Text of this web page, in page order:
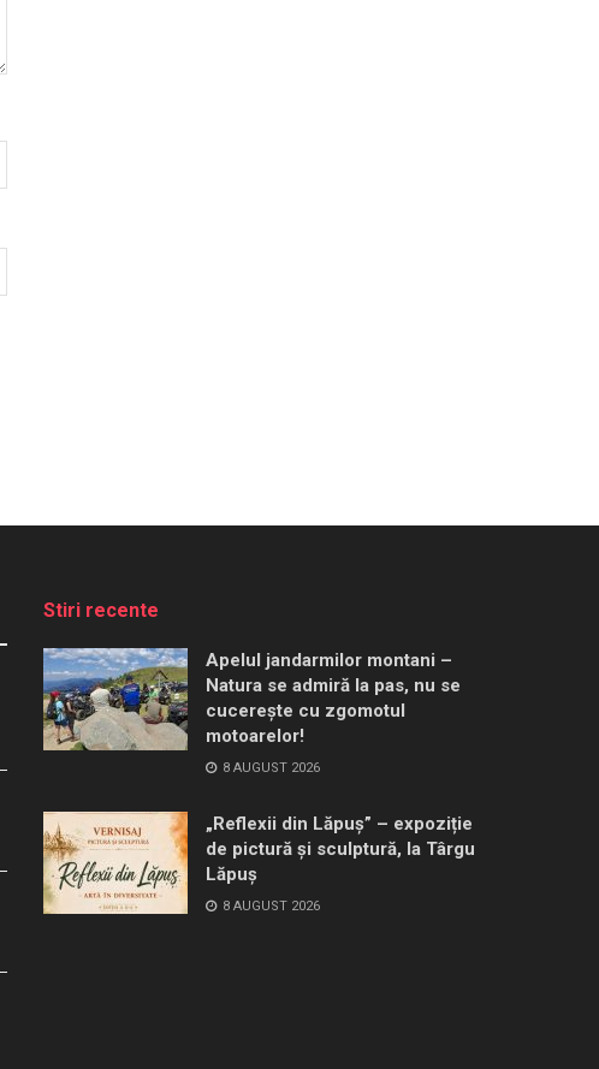
Stiri recente
Apelul jandarmilor montani –
Natura se admiră la pas, nu se
cucerește cu zgomotul
motoarelor!
8 AUGUST 2026
„Reflexii din Lăpuș” – expoziție
de pictură și sculptură, la Târgu
Lăpuș
8 AUGUST 2026